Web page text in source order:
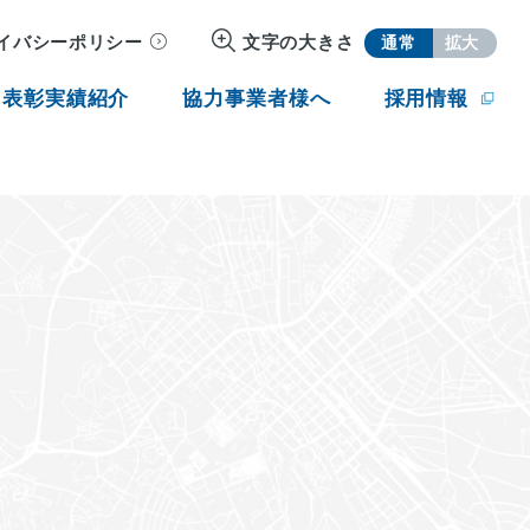
バシーポリシー 文字の大きさ 通常 拡大
彰実績紹介 協力事業者様へ 採用情報